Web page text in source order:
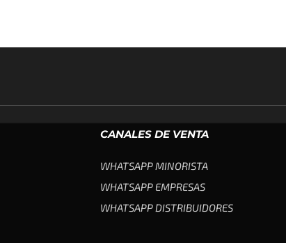
CANALES DE VENTA
WHATSAPP MINORISTA
WHATSAPP EMPRESAS
WHATSAPP DISTRIBUIDORES